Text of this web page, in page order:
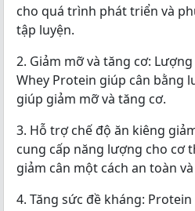
cho quá trình phát triển và
tập luyện.
2. Giảm mỡ và tăng cơ:
Whey Protein giúp cân bằng
giúp giảm mỡ và tăng cơ.
3. Hỗ trợ chế độ ăn kiêng
cung cấp năng lượng cho cơ
giảm cân một cách an toàn
4. Tăng sức đề kháng: